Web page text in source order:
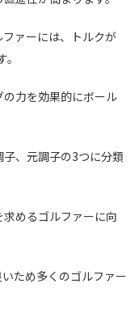
ァーには、トルクが
力を効果的にボール
、元調子の3つに分類
めるゴルファーに向
ため多くのゴルファー